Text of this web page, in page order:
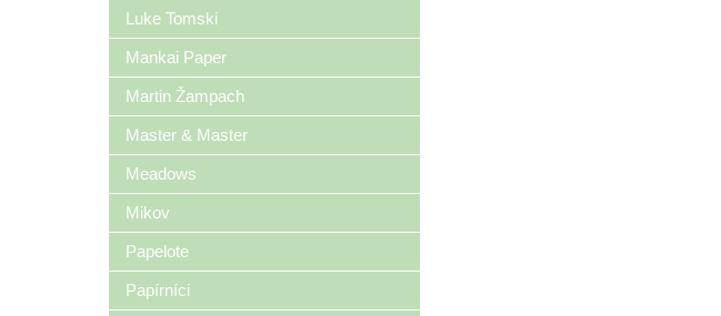
Luke Tomski
Mankai Paper
Martin Žampach
Master & Master
Meadows
Mikov
Papelote
Papírníci